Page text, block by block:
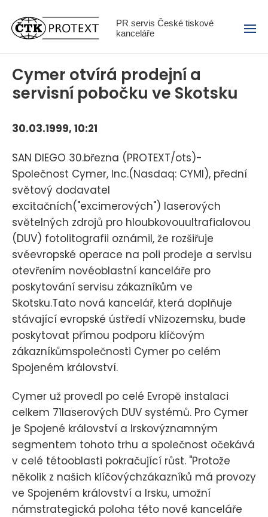
PR servis České tiskové
kanceláře
Menu
Cymer otvírá prodejní a
servisní pobočku ve Skotsku
30.03.1999, 10:21
SAN DIEGO 30.března (PROTEXT/ots)-
Společnost Cymer, Inc.(Nasdaq: CYMI), přední
světový dodavatel
excitačních("excimerových") laserových
světelných zdrojů pro hloubkovouultrafialovou
(DUV) fotolitografii oznámil, že rozšiřuje
svéevropské operace na poli prodeje a servisu
otevřením novéoblastní kanceláře pro
poskytování servisu zákazníkům ve
Skotsku.Tato nová kancelář, která doplňuje
stávající evropské ústředí vNizozemsku, bude
poskytovat přímou podporu klíčovým
zákazníkůmspolečnosti Cymer po celém
Spojeném království.
Cymer už provedl po celé Evropě instalaci
celkem 71laserových DUV systémů. Pro Cymer
je Spojené království a Irskovýznamným
segmentem tohoto trhu a společnost očekává
v celé tétooblasti pokračující růst. "Protože
několik z našich klíčovýchzákazníků má provozy
ve Spojeném království a Irsku, umožní
námstrategická poloha této nové kanceláře